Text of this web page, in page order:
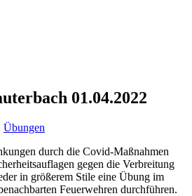
01.04.2022
Übungen
durch die Covid-Maßnahmen
gegen die Verbreitung
in größerem Stile eine Übung im
Feuerwehren durchführen.